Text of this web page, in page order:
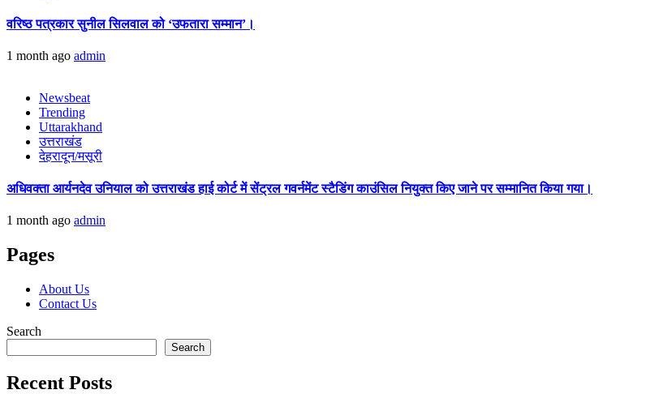
वरिष्ठ पत्रकार सुनील सिलवाल को ‘उफतारा सम्मान’।
1 month ago admin
Newsbeat
Trending
Uttarakhand
उत्तराखंड
देहरादून/मसूरी
अधिवक्ता आर्यनदेव उनियाल को उत्तराखंड हाई कोर्ट में सेंट्रल गवर्नमेंट स्टैडिंग काउंसिल नियुक्त किए जाने पर सम्मानित किया गया।
1 month ago admin
Pages
About Us
Contact Us
Search
Search
Recent Posts